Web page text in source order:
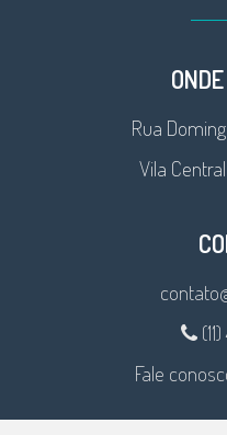
Rua
Vila
Fale